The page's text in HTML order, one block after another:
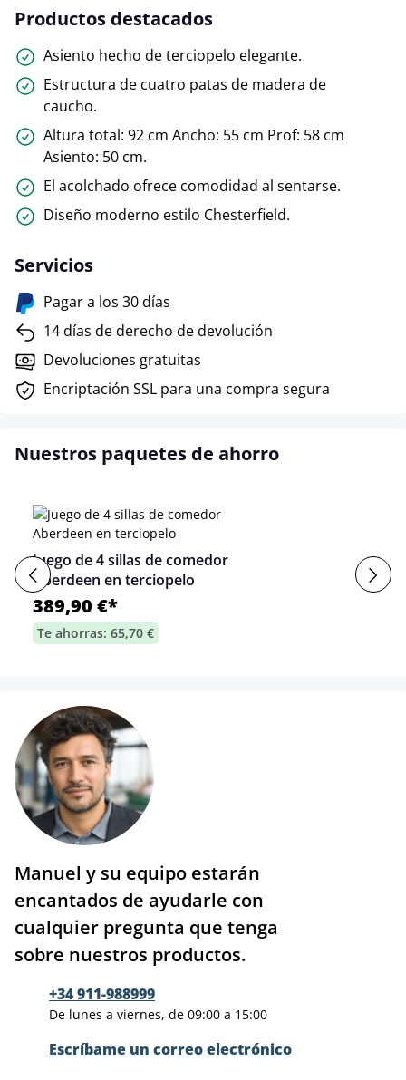
Productos destacados
Asiento hecho de terciopelo elegante.
Estructura de cuatro patas de madera de
caucho.
Altura total: 92 cm Ancho: 55 cm Prof: 58 cm
Asiento: 50 cm.
El acolchado ofrece comodidad al sentarse.
Diseño moderno estilo Chesterfield.
Servicios
Pagar a los 30 días
14 días de derecho de devolución
Devoluciones gratuitas
Encriptación SSL para una compra segura
Nuestros paquetes de ahorro
Juego de 4 sillas de comedor
Aberdeen en terciopelo
389,90 €*
Te ahorras: 65,70 €
Manuel y su equipo estarán
encantados de ayudarle con
cualquier pregunta que tenga
sobre nuestros productos.
+34 911-988999
De lunes a viernes, de 09:00 a 15:00
Escríbame un correo electrónico